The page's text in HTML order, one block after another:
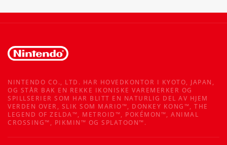
NINTENDO CO., LTD. HAR HOVEDKONTOR I KYOTO, JAPAN,
OG STÅR BAK EN REKKE IKONISKE VAREMERKER OG
SPILLSERIER SOM HAR BLITT EN NATURLIG DEL AV HJEM
VERDEN OVER, SLIK SOM MARIO™, DONKEY KONG™, THE
LEGEND OF ZELDA™, METROID™, POKÉMON™, ANIMAL
CROSSING™, PIKMIN™ OG SPLATOON™.